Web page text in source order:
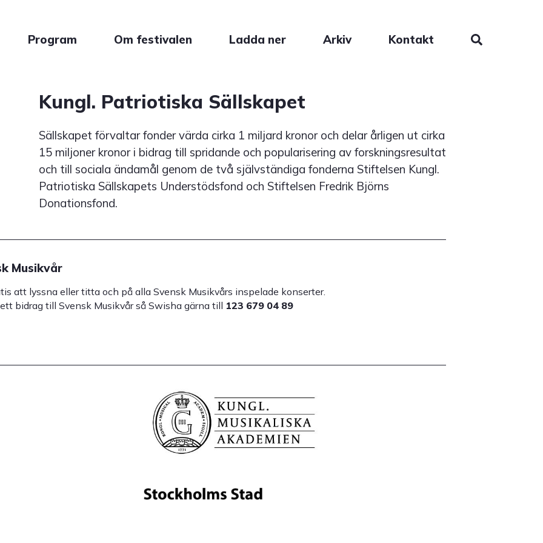
Program Om festivalen Ladda ner Arkiv Kontakt
Kungl. Patriotiska Sällskapet
Sällskapet förvaltar fonder värda cirka 1 miljard kronor och delar årligen ut cirka
15 miljoner kronor i bidrag till spridande och popularisering av forskningsresultat
och till sociala ändamål genom de två självständiga fonderna Stiftelsen Kungl.
Patriotiska Sällskapets Understödsfond och Stiftelsen Fredrik Björns
Donationsfond.
Musikvår
att lyssna eller titta och på alla Svensk Musikvårs inspelade konserter.
bidrag till Svensk Musikvår så Swisha gärna till 123 679 04 89